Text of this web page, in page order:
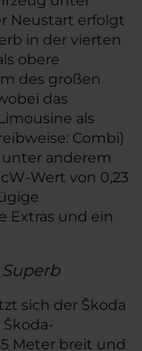
Neustart erfolgt
in der vierten
obere
des großen
das
als
Combi)
anderem
Wert von 0,23
Extras und ein
sich der Škoda
Meter breit und